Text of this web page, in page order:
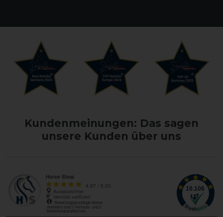
Kundenmeinungen: Das sagen
unsere Kunden über uns